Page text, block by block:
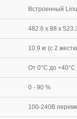
Встроенный
482.6 x 88 x
10.9 кг (c 2
От 0°С до +40°С
0 - 90 %
100-240В